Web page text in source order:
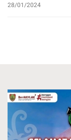
28/01/2024